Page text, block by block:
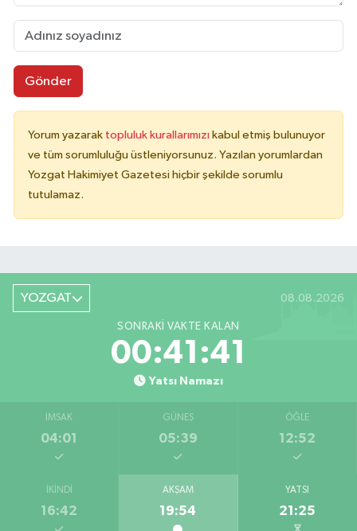
Gönder
Yorum yazarak topluluk kurallarımızı kabul etmiş bulunuyor
ve tüm sorumluluğu üstleniyorsunuz. Yazılan yorumlardan
Yozgat Hakimiyet Gazetesi hiçbir şekilde sorumlu
tutulamaz.
YOZGAT 08.08.2026
SONRAKI VAKTE KALAN
00:41:41
Yatsı Namazı
İMSAK
04:01
GÜNEŞ
05:39
ÖĞLE
12:52
İKINDI
16:42
AKŞAM
19:54
YATSI
21:25